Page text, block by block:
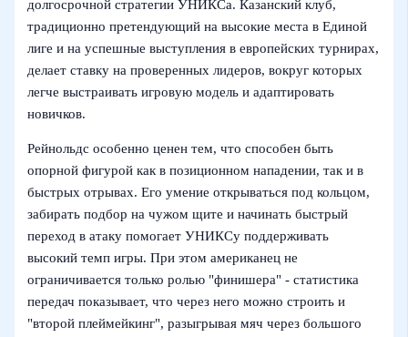
долгосрочной стратегии УНИКСа. Казанский клуб,
традиционно претендующий на высокие места в Единой
лиге и на успешные выступления в европейских турнирах,
делает ставку на проверенных лидеров, вокруг которых
легче выстраивать игровую модель и адаптировать
новичков.
Рейнольдс особенно ценен тем, что способен быть
опорной фигурой как в позиционном нападении, так и в
быстрых отрывах. Его умение открываться под кольцом,
забирать подбор на чужом щите и начинать быстрый
переход в атаку помогает УНИКСу поддерживать
высокий темп игры. При этом американец не
ограничивается только ролью "финишера" - статистика
передач показывает, что через него можно строить и
"второй плеймейкинг", разыгрывая мяч через большого